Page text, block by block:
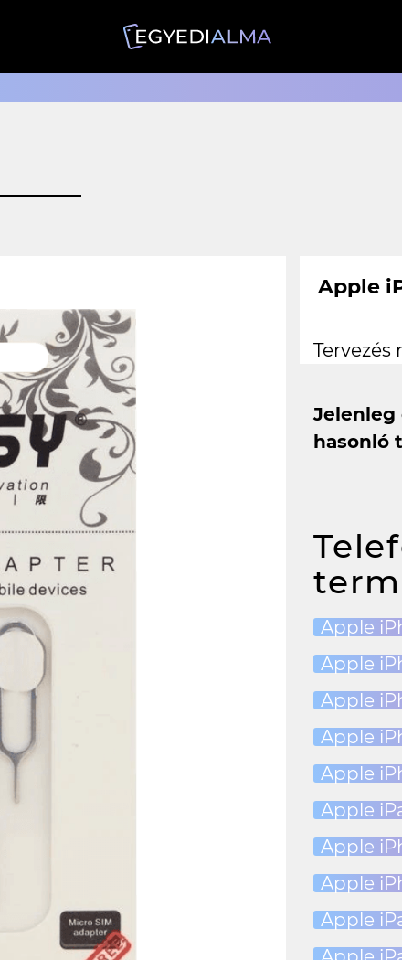
Apple
Tervezés
Jelenleg
hasonló
Apple
Apple
Apple
Apple
Apple
Apple
Apple
Apple
Apple